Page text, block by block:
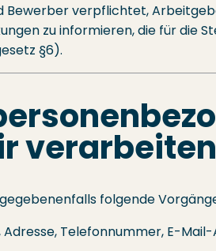
Bewerber verpflichtet,
zu informieren, die für die
§6).
verarbeiten
folgende
Telefonnummer, E-